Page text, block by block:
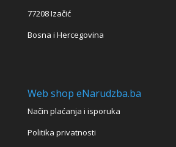
77208 Izačić
Bosna i Hercegovina
Web shop eNarudzba.ba
Način plaćanja i isporuka
Politika privatnosti